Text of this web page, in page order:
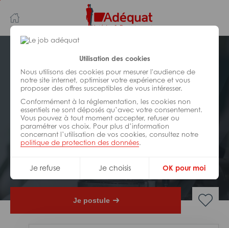
Utilisation des cookies
Nous utilisons des cookies pour mesurer l'audience de
notre site internet, optimiser votre expérience et vous
proposer des offres susceptibles de vous intéresser.
Conformément à la réglementation, les cookies non
essentiels ne sont déposés qu’avec votre consentement.
Vous pouvez à tout moment accepter, refuser ou
paramétrer vos choix. Pour plus d’information
concernant l’utilisation de vos cookies, consultez notre
politique de protection des données.
Je refuse Je choisis OK pour moi
au
contenu
principal
navigation
INDUSTRIE/FABRICATION/
TRANSFORMATION
Réf : 058-311632
Aide décolleteur multibroches
H/F
Je postule